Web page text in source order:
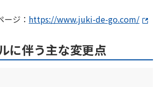
ジ： https://www.juki-de-go.com/
に伴う主な変更点